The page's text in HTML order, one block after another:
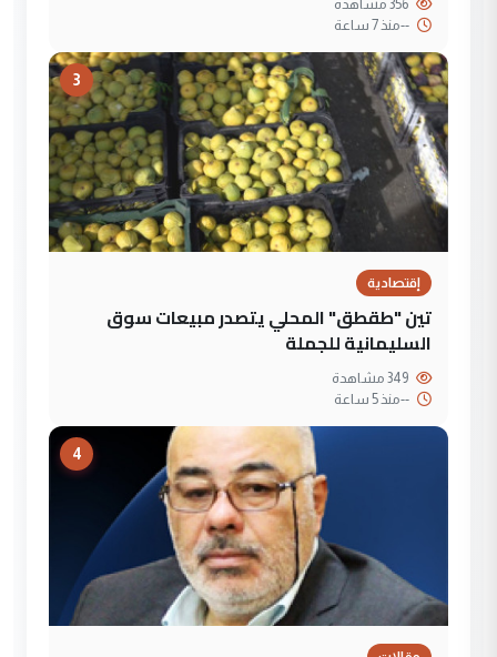
--منذ 7 ساعة
3
إقتصادية
تين "طقطق" المحلي يتصدر مبيعات سوق
السليمانية للجملة
--منذ 5 ساعة
4